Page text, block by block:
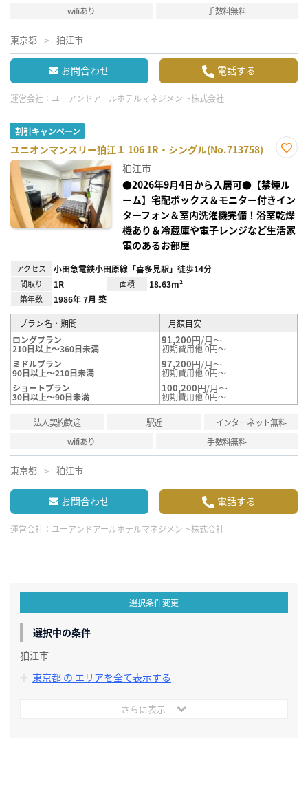
wifiあり
手数料無料
東京都 狛江市
お問合わせ 電話する
運営会社： ユーアンドアールホテルマネジメント株式会社
割引キャンペーン
ユニオンマンスリー狛江１ 106 1R・シングル(No.713758)
り登
録
狛江市
●2026年9月4日から入居可●【禁煙ル
ーム】宅配ボックス＆モニター付きイン
ターフォン＆室内洗濯機完備！浴室乾燥
機あり＆冷蔵庫や電子レンジなど生活家
電のあるお部屋
アクセス 小田急電鉄小田原線「喜多見駅」徒歩14分
間取り 1R 面積 18.63m²
築年数 1986年 7月 築
プラン名・期間
月額目安
ロングプラン
210日以上～360日未満
91,200円/月～
初期費用他 0円～
ミドルプラン
90日以上～210日未満
97,200円/月～
初期費用他 0円～
ショートプラン
30日以上～90日未満
100,200円/月～
初期費用他 0円～
法人契約歓迎 駅近
インターネット無料
wifiあり
手数料無料
東京都 狛江市
お問合わせ 電話する
運営会社： ユーアンドアールホテルマネジメント株式会社
選択条件変更
選択中の条件
狛江市
東京都 の エリアを全て表示する
さらに表示